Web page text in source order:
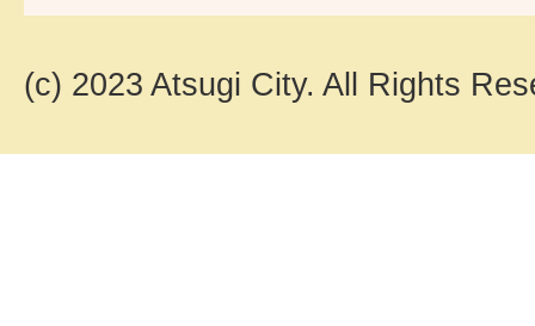
(c) 2023 Atsugi City. All Rights